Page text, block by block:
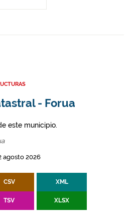
- Forua
este municipio.
agosto 2026
CSV XML
TSV XLSX